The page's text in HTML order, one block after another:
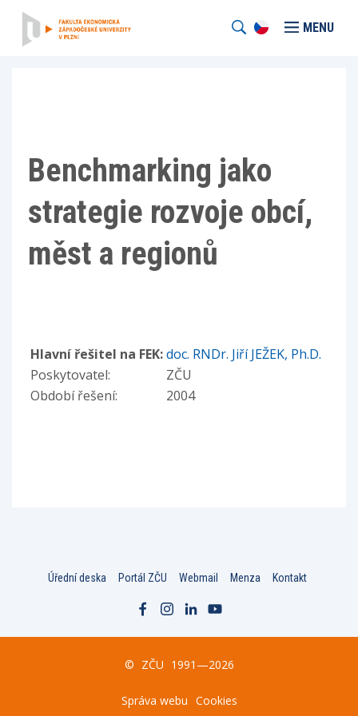
MENU
Benchmarking jako
strategie rozvoje obcí,
měst a regionů
Hlavní řešitel na FEK:doc. RNDr. Jiří JEŽEK, Ph.D.
Poskytovatel:
ZČU
Období řešení:
2004
Úřední deska Portál ZČU Webmail Menza Kontakt
© ZČU 1991—2026
Správa webu Cookies